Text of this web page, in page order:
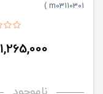
m03110301 )
1,265,000